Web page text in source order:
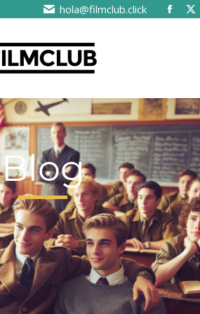
hola@filmclub.click
Blog